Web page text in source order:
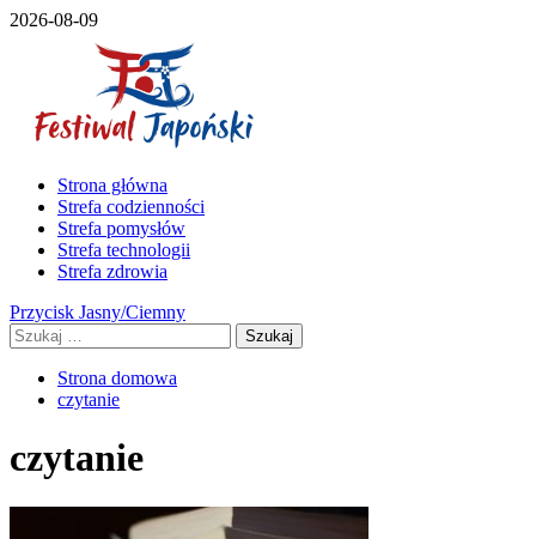
Przejdź
2026-08-09
Menu
główne
Strona główna
Strefa codzienności
Strefa pomysłów
Strefa technologii
Strefa zdrowia
Przycisk Jasny/Ciemny
Szukaj:
Strona domowa
czytanie
czytanie